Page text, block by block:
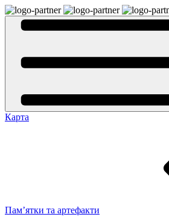
Карта
Пам’ятки та артефакти